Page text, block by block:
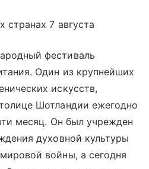
странах 7 августа
фестиваль
Один из крупнейших
искусств,
Шотландии ежегодно
месяц. Он был учрежден
духовной культуры
войны, а сегодня